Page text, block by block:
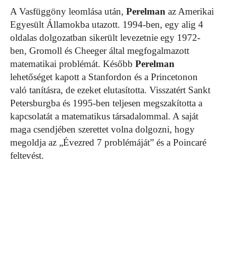
A Vasfüggöny leomlása után, Perelman az Amerikai
Egyesült Államokba utazott. 1994-ben, egy alig 4
oldalas dolgozatban sikerült levezetnie egy 1972-
ben, Gromoll és Cheeger által megfogalmazott
matematikai problémát. Később Perelman
lehetőséget kapott a Stanfordon és a Princetonon
való tanításra, de ezeket elutasította. Visszatért Sankt
Petersburgba és 1995-ben teljesen megszakította a
kapcsolatát a matematikus társadalommal. A saját
maga csendjében szerettet volna dolgozni, hogy
megoldja az „Évezred 7 problémáját” és a Poincaré
feltevést.